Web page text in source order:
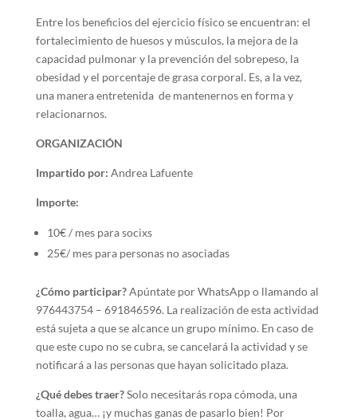
Entre los beneficios del ejercicio físico se encuentran: el
fortalecimiento de huesos y músculos, la mejora de la
capacidad pulmonar y la prevención del sobrepeso, la
obesidad y el porcentaje de grasa corporal. Es, a la vez,
una manera entretenida de mantenernos en forma y
relacionarnos.
ORGANIZACIÓN
Impartido por: Andrea Lafuente
Importe:
10€ / mes para socixs
25€/ mes para personas no asociadas
¿Cómo participar?Apúntate por WhatsApp o llamando al
976443754 – 691846596. La realización de esta actividad
está sujeta a que se alcance un grupo mínimo. En caso de
que este cupo no se cubra, se cancelará la actividad y se
notificará a las personas que hayan solicitado plaza.
¿Qué debes traer?Solo necesitarás ropa cómoda, una
toalla, agua… ¡y muchas ganas de pasarlo bien! Por